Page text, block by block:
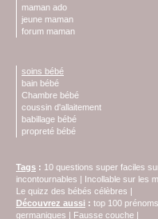
maman ado
jeune maman
forum maman
soins bébé
bain bébé
Chambre bébé
coussin d'allaitement
babillage bébé
propreté bébé
Tags : 10 questions super faciles
incontournables | Incollable sur les
Le quizz des bébés célèbres |
Découvrez aussi : top 100
germaniques | Fausse couche |